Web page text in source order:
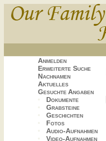
Anmelden
Erweiterte Suche
Nachnamen
Aktuelles
Gesuchte Angaben
Dokumente
Grabsteine
Geschichten
Fotos
Audio-Aufnahmen
Video-Aufnahmen